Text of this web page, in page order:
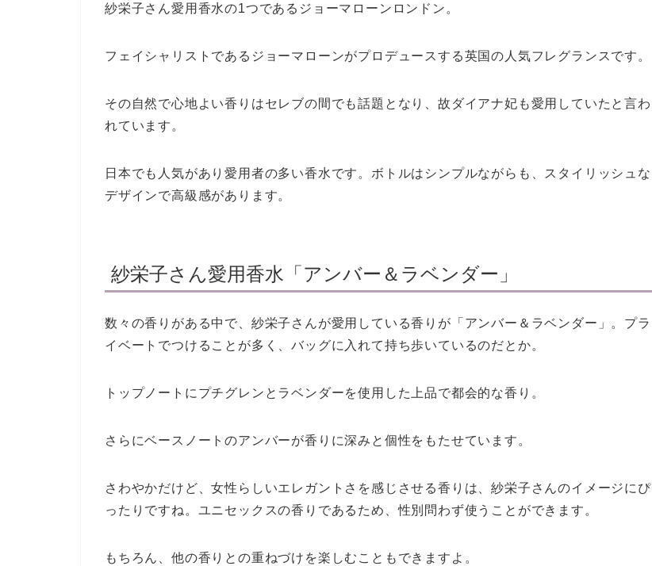
紗栄子さん愛用香水の1つであるジョーマローンロンドン。
フェイシャリストであるジョーマローンがプロデュースする英国の人気フレグランスです。
その自然で心地よい香りはセレブの間でも話題となり、故ダイアナ妃も愛用していたと言わ
れています。
日本でも人気があり愛用者の多い香水です。ボトルはシンプルながらも、スタイリッシュな
デザインで高級感があります。
紗栄子さん愛用香水「アンバー＆ラベンダー」
数々の香りがある中で、紗栄子さんが愛用している香りが「アンバー＆ラベンダー」。プラ
イベートでつけることが多く、バッグに入れて持ち歩いているのだとか。
トップノートにプチグレンとラベンダーを使用した上品で都会的な香り。
さらにベースノートのアンバーが香りに深みと個性をもたせています。
さわやかだけど、女性らしいエレガントさを感じさせる香りは、紗栄子さんのイメージにぴ
ったりですね。ユニセックスの香りであるため、性別問わず使うことができます。
もちろん、他の香りとの重ねづけを楽しむこともできますよ。